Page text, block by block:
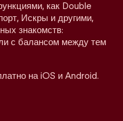
как Double
Искры и другими,
знакомств:
с балансом между тем
на iOS и Android.